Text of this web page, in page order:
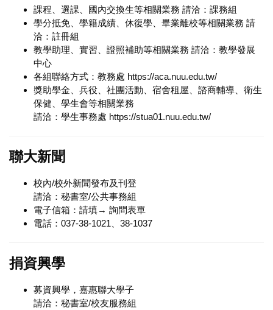
課程、選課、國內交換生等相關業務 請洽：課務組
學分抵免、學籍成績、休復學、畢業離校等相關業務 請
洽：註冊組
教學助理、實習、證照補助等相關業務 請洽：教學發展
中心
各組聯絡方式：教務處 https://aca.nuu.edu.tw/
獎助學金、兵役、社團活動、宿舍租屋、諮商輔導、衛生
保健、學生會等相關業務
請洽：學生事務處 https://stua01.nuu.edu.tw/
聯大新聞
校內/校外新聞發布及刊登
請洽：秘書室/公共事務組
電子信箱：請填→ 詢問表單
電話：037-38-1021、38-1037
捐資興學
募資興學，嘉惠聯大學子
請洽：秘書室/校友服務組